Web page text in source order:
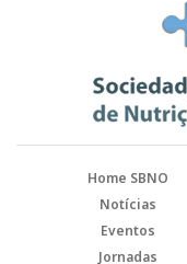
Home SBNO
Notícias
Eventos
Jornadas